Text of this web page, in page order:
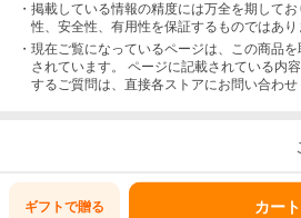
・掲載している情報の精度には万全を期して
性、安全性、有用性を保証するものではあり
・現在ご覧になっているページは、この商品
されています。 ページに記載されている内容
するご質問は、直接各ストアにお問い合わせ
ギフトで贈る カー